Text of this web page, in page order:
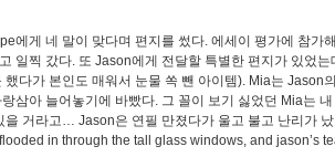
에게 네 말이 맞다며 편지를 썼다. 에세이 평가에 참
일찍 갔다. 또 Jason에게 전달할 특별한 편지가 있었
했다가 본인도 매워서 눈물 쏙 뺀 아이템). Mia는 Jason
삼아 늘어놓기에 바빴다. 그 꼴이 보기 싫었던 Mia는
을 거라고… Jason은 연필 만졌다가 울고 불고 난리가
in through the tall glass windows, and jason’s